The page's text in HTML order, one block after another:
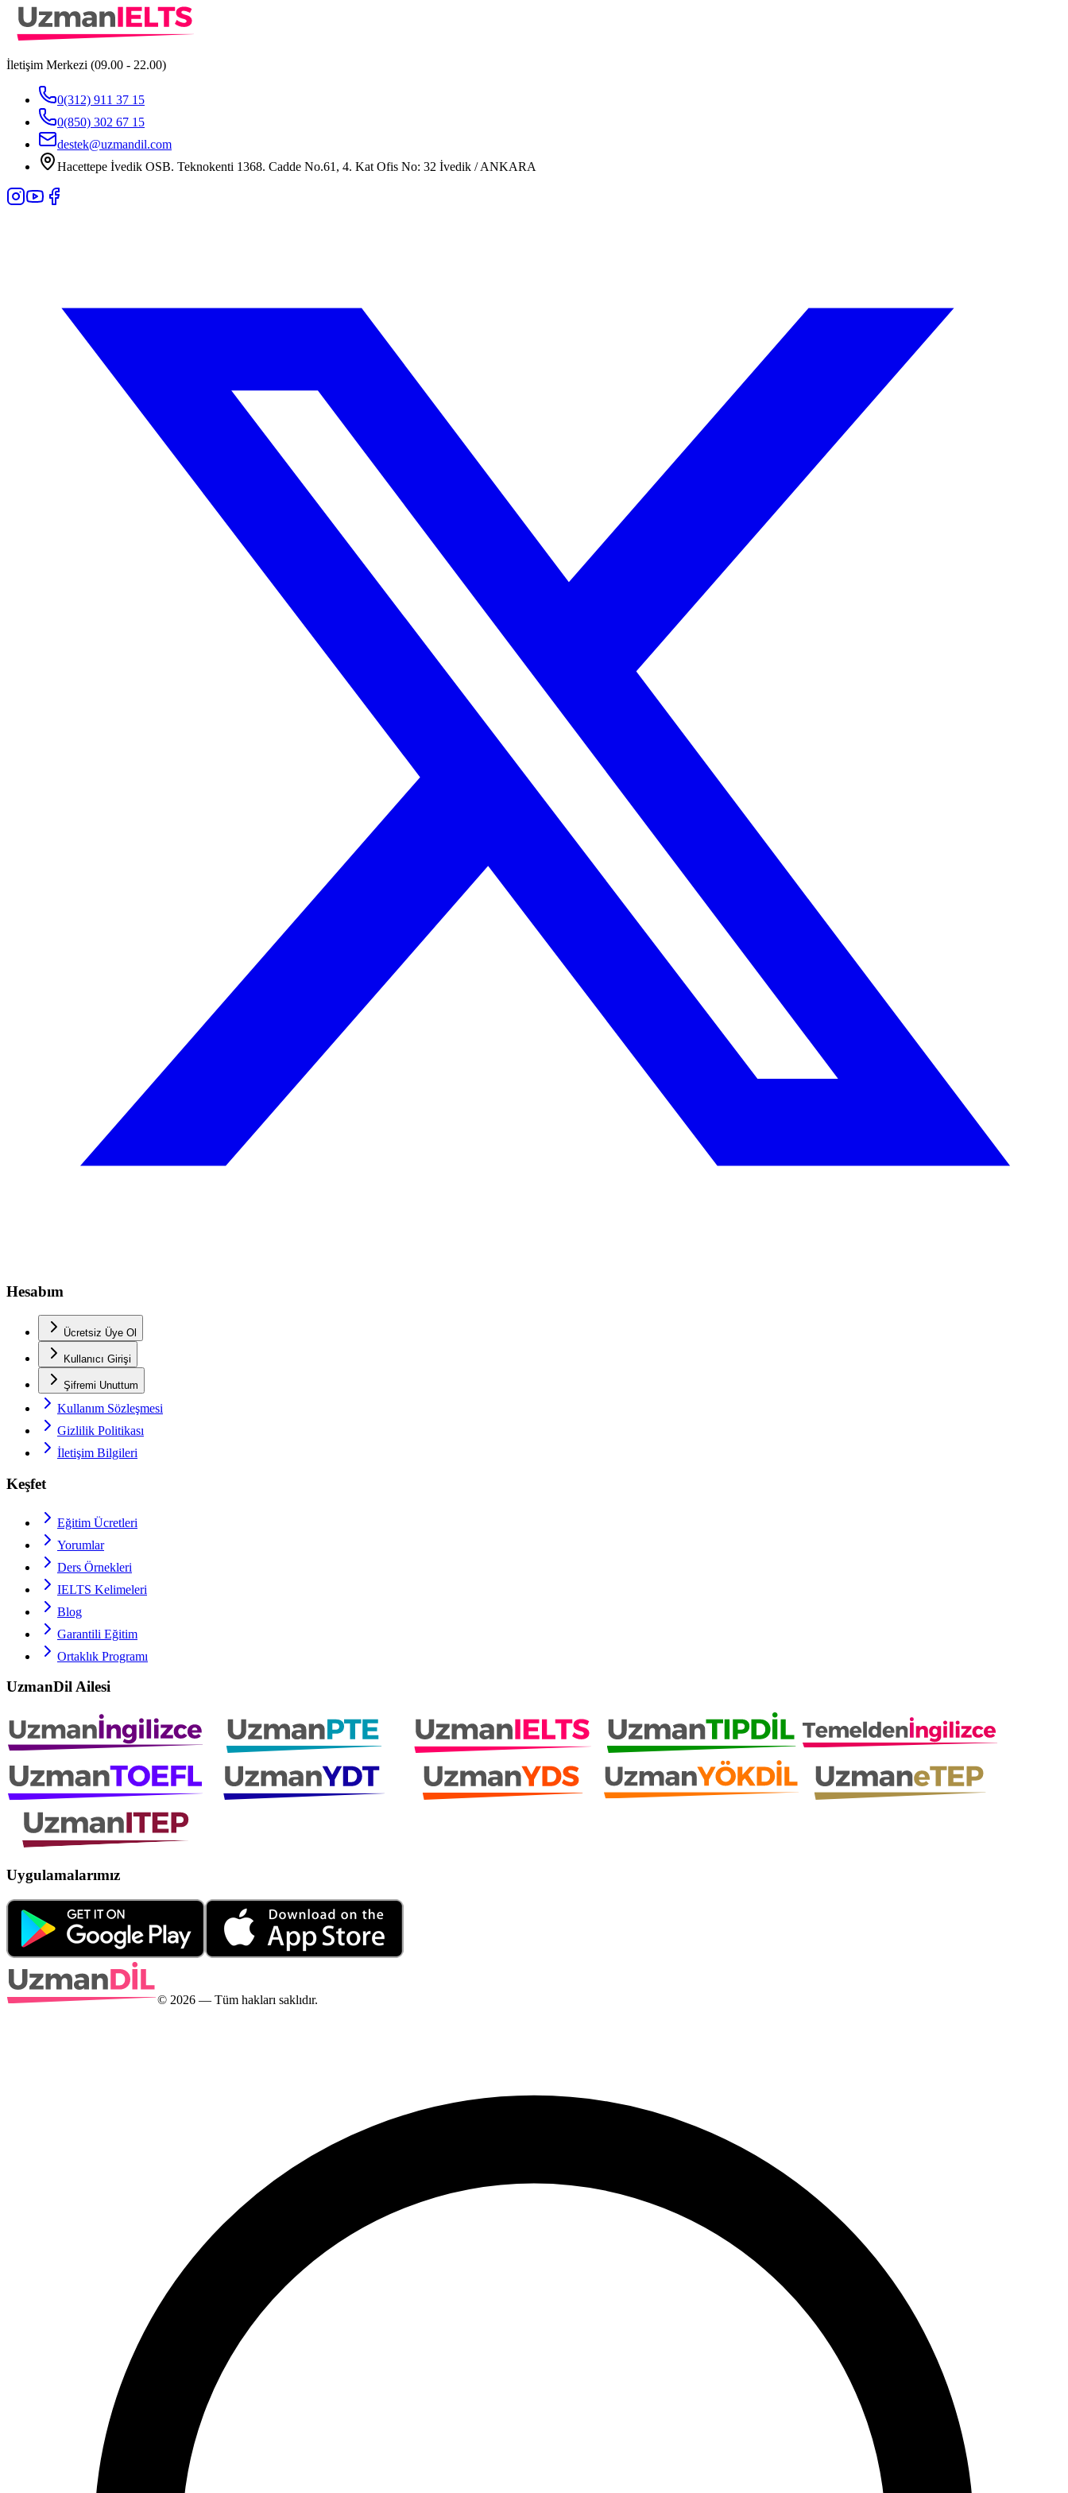
İletişim Merkezi (09.00 - 22.00)
0(312) 911 37 15
0(850) 302 67 15
destek@uzmandil.com
Hacettepe İvedik OSB. Teknokenti 1368. Cadde No.61, 4. Kat Ofis No: 32 İvedik / ANKARA
Hesabım
Ücretsiz Üye Ol
Kullanıcı Girişi
Şifremi Unuttum
Kullanım Sözleşmesi
Gizlilik Politikası
İletişim Bilgileri
Keşfet
Eğitim Ücretleri
Yorumlar
Ders Örnekleri
IELTS Kelimeleri
Blog
Garantili Eğitim
Ortaklık Programı
UzmanDil Ailesi
Uygulamalarımız
© 2026 — Tüm hakları saklıdır.